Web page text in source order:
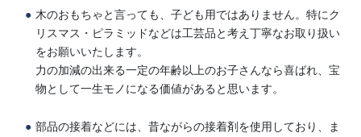
木のおもちゃと言っても、子ども用ではありません。特にク
リスマス・ピラミッドなどは工芸品と考え丁寧なお取り扱い
をお願いいたします。
力の加減の出来る一定の年齢以上のお子さんなら喜ばれ、宝
物として一生モノになる価値があると思います。
部品の接着などには、昔ながらの接着剤を使用しており、ま